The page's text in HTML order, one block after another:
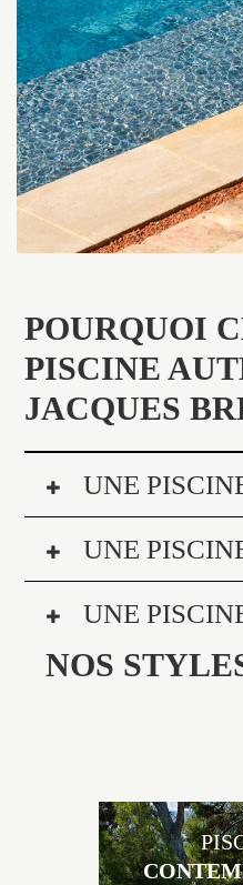
POURQUOI
PISCINE
JACQUES
UNE
UNE
UNE
NOS